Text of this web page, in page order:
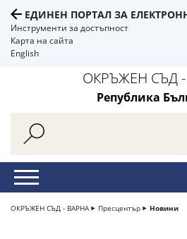
ЕДИНЕН ПОРТАЛ ЗА
Инструменти за достъпност
Карта на сайта
English
ОКРЪЖЕН СЪД
Република
ОКРЪЖЕН СЪД - ВАРНА Пресцентър Новини